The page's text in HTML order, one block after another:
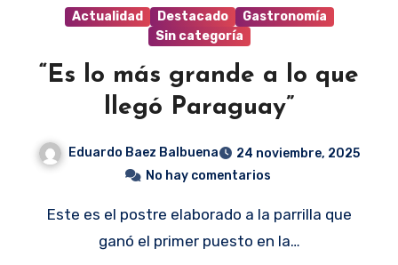
Actualidad Destacado
Gastronomía
Sin categoría
“Es lo más grande a lo que
llegó Paraguay”
Eduardo Baez Balbuena
24 noviembre, 2025
No hay comentarios
Este es el postre elaborado a la parrilla que
ganó el primer puesto en la…